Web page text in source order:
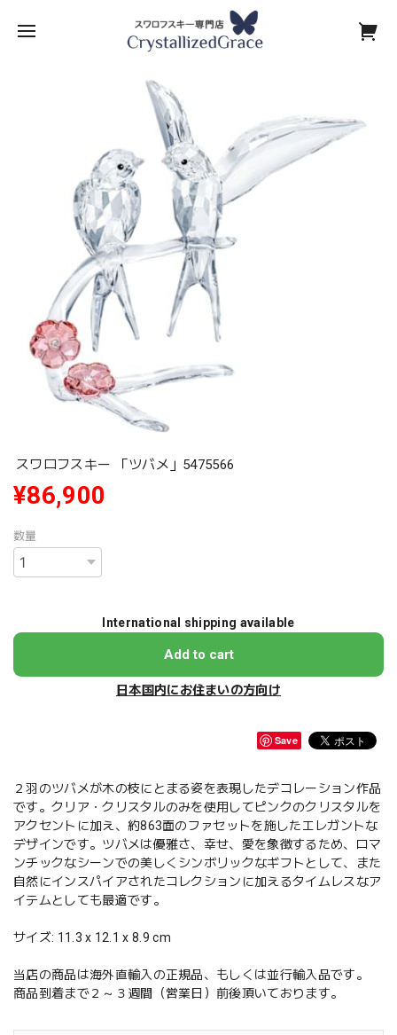
スワロフスキー 「ツバメ」5475566
¥86,900
数量
International shipping available
Add to cart
日本国内にお住まいの方向け
Save
２羽のツバメが木の枝にとまる姿を表現したデコレーション作品
です。クリア・クリスタルのみを使用してピンクのクリスタルを
アクセントに加え、約863面のファセットを施したエレガントな
デザインです。ツバメは優雅さ、幸せ、愛を象徴するため、ロマ
ンチックなシーンでの美しくシンボリックなギフトとして、また
自然にインスパイアされたコレクションに加えるタイムレスなア
イテムとしても最適です。
サイズ: 11.3 x 12.1 x 8.9 cm
当店の商品は海外直輸入の正規品、もしくは並行輸入品です。
商品到着まで２～３週間（営業日）前後頂いております。